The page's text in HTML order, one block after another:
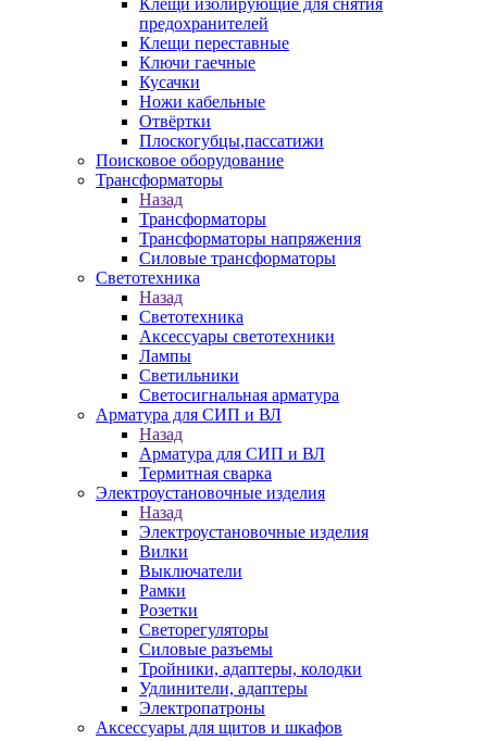
Клещи изолирующие для снятия
предохранителей
Клещи переставные
Ключи гаечные
Кусачки
Ножи кабельные
Отвёртки
Плоскогубцы,пассатижи
Поисковое оборудование
Трансформаторы
Назад
Трансформаторы
Трансформаторы напряжения
Силовые трансформаторы
Светотехника
Назад
Светотехника
Аксессуары светотехники
Лампы
Светильники
Светосигнальная арматура
Арматура для СИП и ВЛ
Назад
Арматура для СИП и ВЛ
Термитная сварка
Электроустановочные изделия
Назад
Электроустановочные изделия
Вилки
Выключатели
Рамки
Розетки
Светорегуляторы
Силовые разъемы
Тройники, адаптеры, колодки
Удлинители, адаптеры
Электропатроны
Аксессуары для щитов и шкафов